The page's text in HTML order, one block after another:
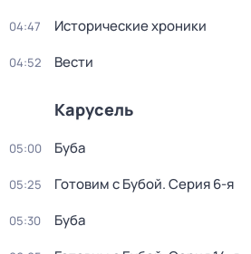
04:47 Исторические хроники
04:52 Вести
Карусель
05:00 Буба
05:25 Готовим с Бубой. Серия 6-я
05:30 Буба